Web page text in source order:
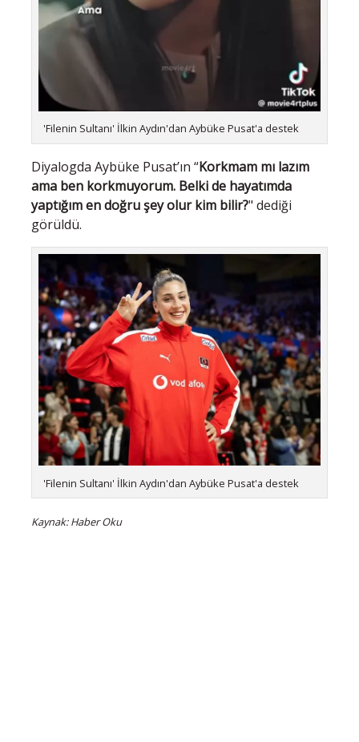
'Filenin Sultanı' İlkin Aydın'dan Aybüke Pusat'a destek
Diyalogda Aybüke Pusat’ın “Korkmam mı lazım
ama ben korkmuyorum. Belki de hayatımda
yaptığım en doğru şey olur kim bilir?" dediği
görüldü.
'Filenin Sultanı' İlkin Aydın'dan Aybüke Pusat'a destek
Kaynak: Haber Oku